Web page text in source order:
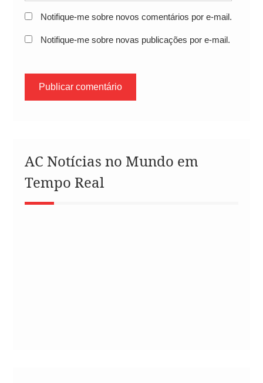
Notifique-me sobre novos comentários por e-mail.
Notifique-me sobre novas publicações por e-mail.
AC Notícias no Mundo em
Tempo Real